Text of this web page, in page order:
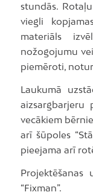
stundās.
viegli
materiāls
nožogojumu
piemēroti,
Laukumā
aizsargbarjeru
vecākiem
arī šūpoles
pieejama arī
Projektēšanas
“Fixman”.